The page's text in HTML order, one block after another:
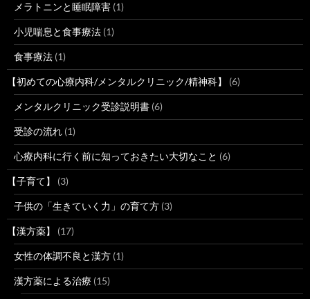
メラトニンと睡眠障害 (1)
小児喘息と食事療法 (1)
食事療法 (1)
【初めての心療内科/メンタルクリニック/精神科】 (6)
メンタルクリニック受診説明書 (6)
受診の流れ (1)
心療内科に行く前に知っておきたい大切なこと (6)
【子育て】 (3)
子供の「生きていく力」の育て方 (3)
【漢方薬】 (17)
女性の体調不良と漢方 (1)
漢方薬による治療 (15)